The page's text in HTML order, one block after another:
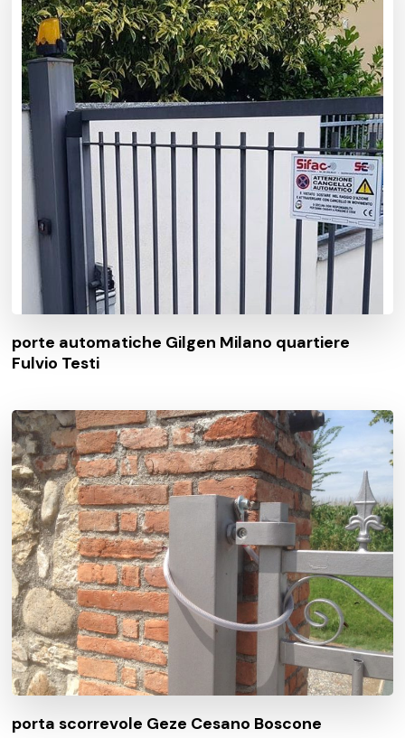
porte automatiche Gilgen Milano quartiere
Fulvio Testi
porta scorrevole Geze Cesano Boscone